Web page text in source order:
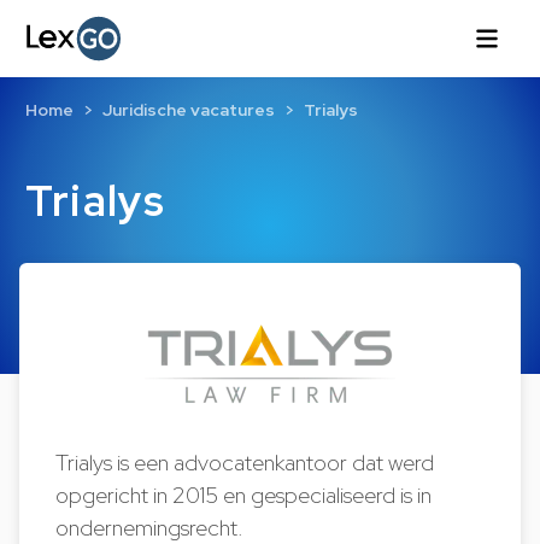
Trialys
Home Juridische vacatures Trialys
Trialys is een advocatenkantoor dat werd
opgericht in 2015 en gespecialiseerd is in
ondernemingsrecht.